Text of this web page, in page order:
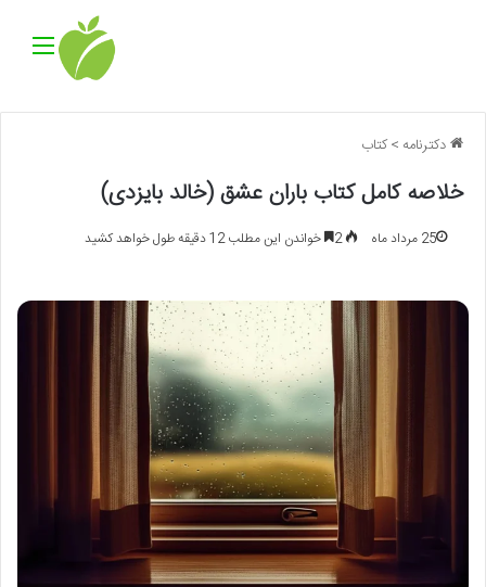
دکترنامه >کتاب
خلاصه کامل کتاب باران عشق (خالد بایزدی)
25 مرداد ماه 2 خواندن این مطلب 12 دقیقه طول خواهد کشید